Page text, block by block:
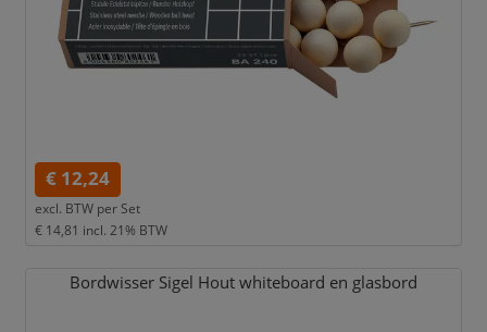
€ 12,24
excl. BTW per Set
€ 14,81 incl. 21% BTW
Bordwisser Sigel Hout whiteboard en glasbord